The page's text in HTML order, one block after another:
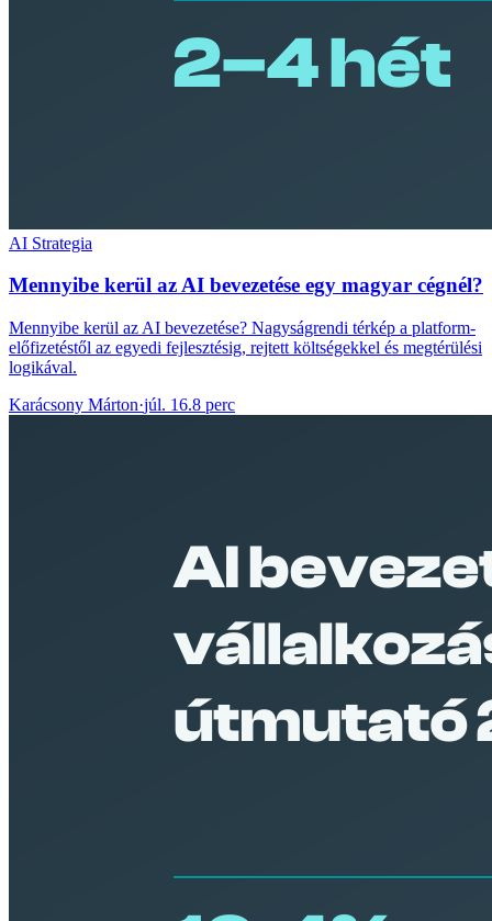
AI Strategia
Mennyibe kerül az AI bevezetése egy magyar cégnél?
Mennyibe kerül az AI bevezetése? Nagyságrendi térkép a platform-
előfizetéstől az egyedi fejlesztésig, rejtett költségekkel és megtérülési
logikával.
Karácsony Márton·júl. 16.8 perc